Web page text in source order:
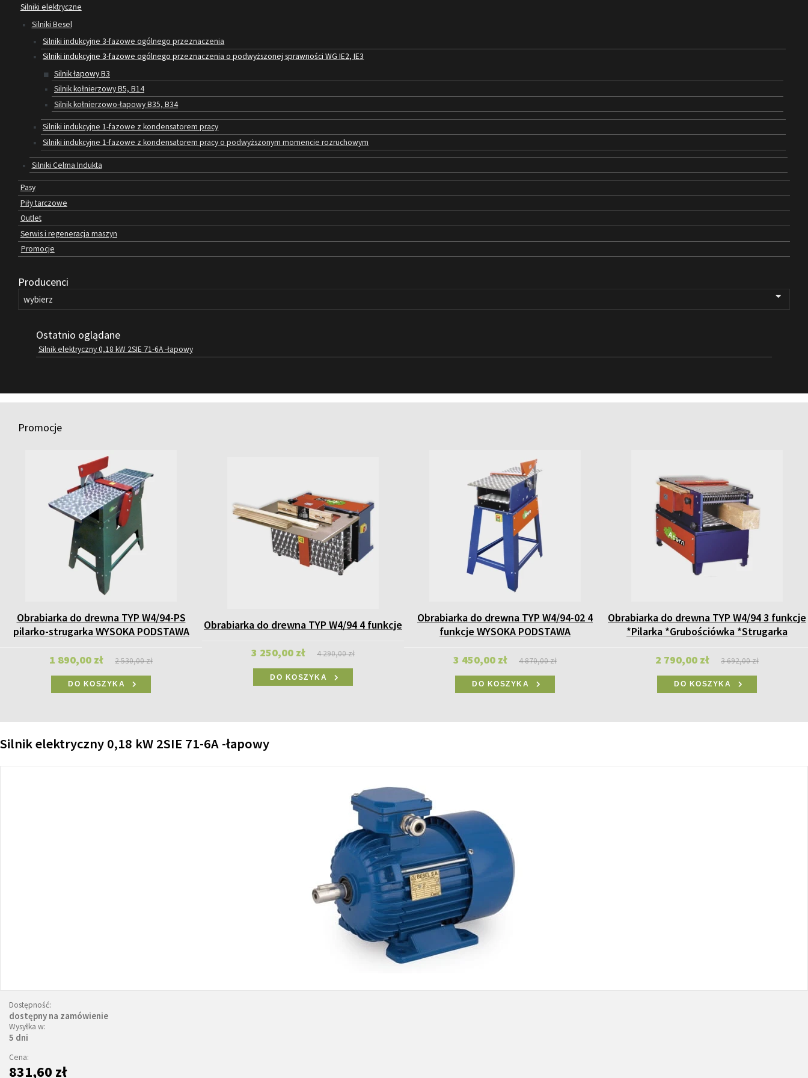
Silniki elektryczne
Silniki Besel
Silniki indukcyjne 3-fazowe ogólnego przeznaczenia
Silniki indukcyjne 3-fazowe ogólnego przeznaczenia o podwyższonej sprawności WG IE2, IE3
Silnik łapowy B3
Silnik kołnierzowy B5, B14
Silnik kołnierzowo-łapowy B35, B34
Silniki indukcyjne 1-fazowe z kondensatorem pracy
Silniki indukcyjne 1-fazowe z kondensatorem pracy o podwyższonym momencie rozruchowym
Silniki Celma Indukta
Pasy
Piły tarczowe
Outlet
Serwis i regeneracja maszyn
Promocje
Producenci
Ostatnio oglądane
Silnik elektryczny 0,18 kW 2SIE 71-6A -łapowy
Promocje
Obrabiarka do drewna TYP W4/94-PS
pilarko-strugarka WYSOKA PODSTAWA
1 890,00 zł 2 530,00 zł
DO KOSZYKA
Obrabiarka do drewna TYP W4/94 4 funkcje
3 250,00 zł 4 290,00 zł
DO KOSZYKA
Obrabiarka do drewna TYP W4/94-02 4
funkcje WYSOKA PODSTAWA
3 450,00 zł 4 870,00 zł
DO KOSZYKA
Obrabiarka do drewna TYP W4/94 3 funkcje
*Pilarka *Grubościówka *Strugarka
2 790,00 zł 3 692,00 zł
DO KOSZYKA
Silnik elektryczny 0,18 kW 2SIE 71-6A -łapowy
Dostępność:
dostępny na zamówienie
Wysyłka w:
5 dni
Cena:
831,60 zł